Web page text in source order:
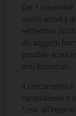
Dal 1
svolto attività
settembre
dei soggetti
possibile
enti formatori.
Il caricamento
compilazione o
*.csv